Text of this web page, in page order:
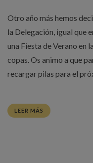
Otro año más hemos
la Delegación, igual que
una Fiesta de Verano en
copas. Os animo a que
recargar pilas para el
LEER MÁS